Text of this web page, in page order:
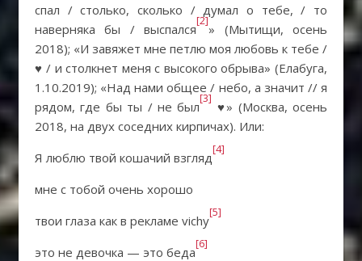
спал / столько, сколько / думал о тебе, / то
наверняка бы / выспался
[2]
» (Мытищи, осень
2018); «И завяжет мне петлю моя любовь к тебе /
♥ / и столкнет меня с высокого обрыва» (Елабуга,
1.10.2019); «Над нами общее / небо, а значит // я
рядом, где бы ты / не был
[3]
♥» (Москва, осень
2018, на двух соседних кирпичах). Или:
Я люблю твой кошачий взгляд
[4]
мне с тобой очень хорошо
твои глаза как в рекламе vichy
[5]
это не девочка — это беда
[6]